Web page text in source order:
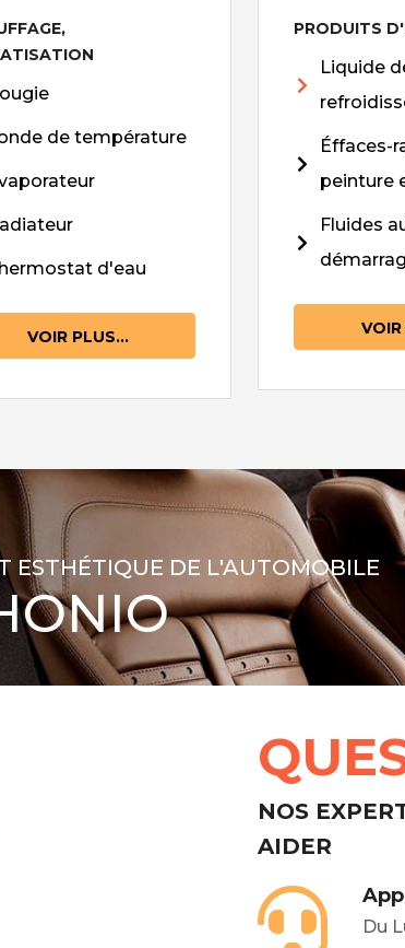
de température
d'eau
VOIR PLUS...
PRODUITS
Liquide
Éffaces-
peinture
Fluides
ESTHÉTIQUE DE L'AUTOMOBILE
NOS
AIDER
Du